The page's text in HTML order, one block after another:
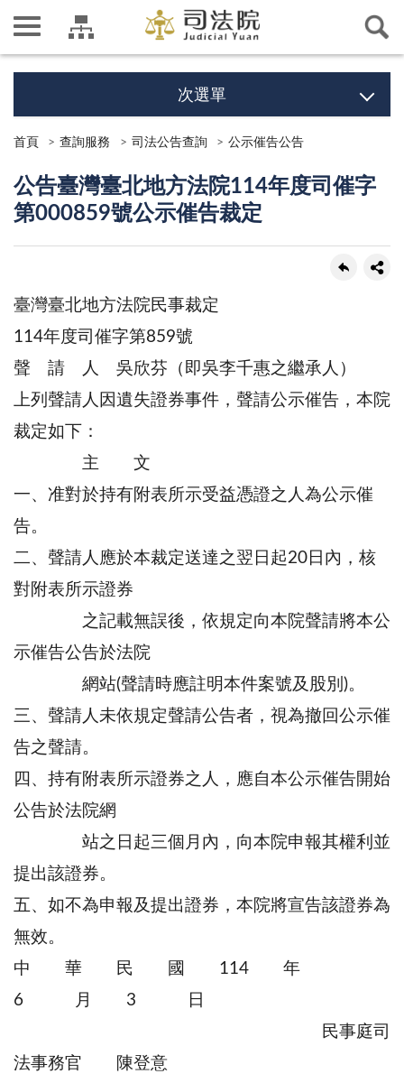
次選單
首頁 查詢服務 司法公告查詢 公示催告公告
公告臺灣臺北地方法院114年度司催字
第000859號公示催告裁定
臺灣臺北地方法院民事裁定
114年度司催字第859號
聲 請 人 吳欣芬（即吳李千惠之繼承人）
上列聲請人因遺失證券事件，聲請公示催告，本院
裁定如下：
主 文
一、准對於持有附表所示受益憑證之人為公示催
告。
二、聲請人應於本裁定送達之翌日起20日內，核
對附表所示證券
之記載無誤後，依規定向本院聲請將本公
示催告公告於法院
網站(聲請時應註明本件案號及股別)。
三、聲請人未依規定聲請公告者，視為撤回公示催
告之聲請。
四、持有附表所示證券之人，應自本公示催告開始
公告於法院網
站之日起三個月內，向本院申報其權利並
提出該證券。
五、如不為申報及提出證券，本院將宣告該證券為
無效。
中 華 民 國 114 年
6 月 3 日
民事庭司
法事務官 陳登意